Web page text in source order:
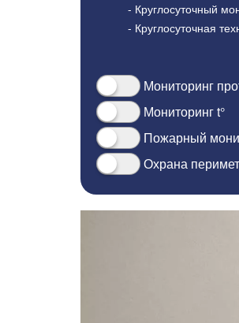
- Круглосуточный
- Круглосуточная
Мониторинг
Мониторинг t°
Пожарный
Охрана